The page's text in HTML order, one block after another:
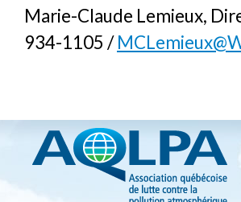
Marie-Claude Lemieux,
934-1105 /